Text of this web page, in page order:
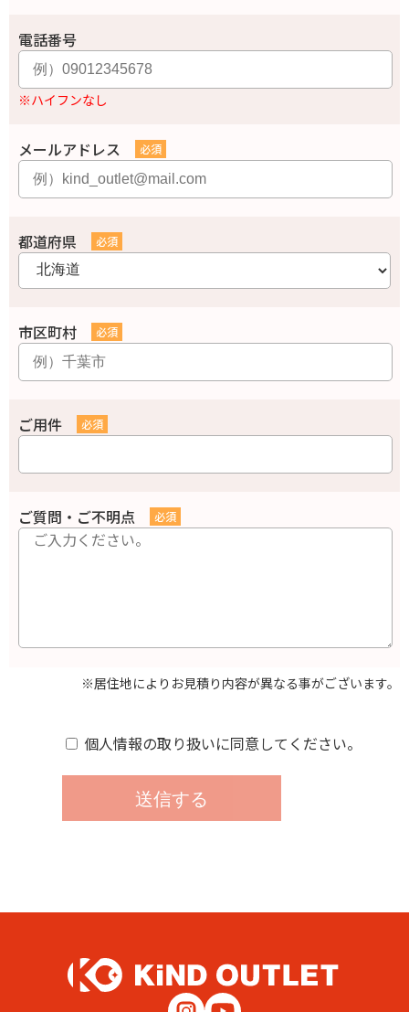
電話番号
※ハイフンなし
メールアドレス
都道府県
市区町村
ご用件
ご質問・ご不明点
※居住地によりお見積り内容が異なる事がございます。
個人情報の取り扱いに同意してください。